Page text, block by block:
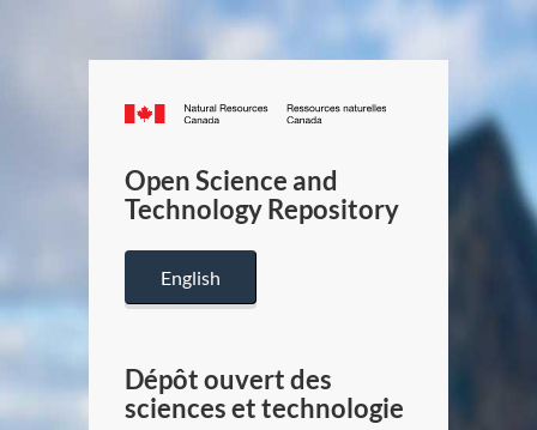
Canada.ca
/
Canada
Open Science and
Technology Repository
English
Dépôt ouvert des
sciences et technologie